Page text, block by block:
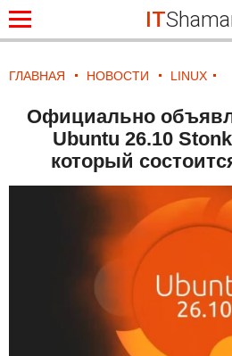
IT
ГЛАВНАЯ НОВОСТИ LINUX
Официально
Ubuntu 26.10
который